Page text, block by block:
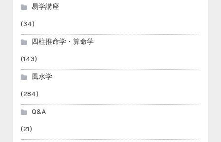
易学講座
(34)
四柱推命学・算命学
(143)
風水学
(284)
Q&A
(21)